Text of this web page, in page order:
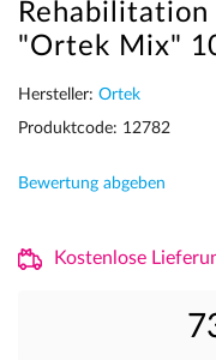
"Ortek Mix"
Hersteller: Ortek
Produktcode: 12782
Bewertung abgeben
Kostenlose